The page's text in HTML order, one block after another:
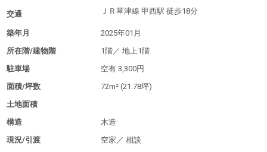
交通 ＪＲ草津線 甲西駅 徒歩18分
築年月
2025年01月
所在階/建物階
1階／ 地上1階
駐車場
空有 3,300円
面積/坪数
72m² (21.78坪)
土地面積
構造
木造
現況/引渡
空家／ 相談